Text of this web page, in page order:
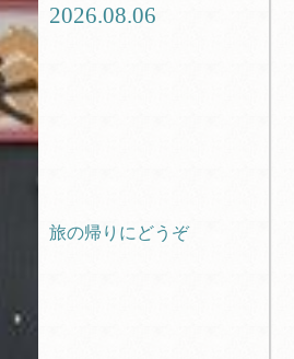
2026.08.06
旅の帰りにどうぞ